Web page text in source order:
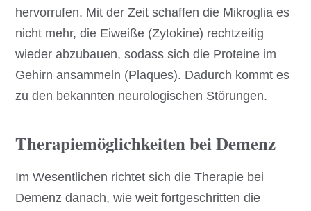
hervorrufen. Mit der Zeit schaffen die Mikroglia es
nicht mehr, die Eiweiße (Zytokine) rechtzeitig
wieder abzubauen, sodass sich die Proteine im
Gehirn ansammeln (Plaques). Dadurch kommt es
zu den bekannten neurologischen Störungen.
Therapiemöglichkeiten bei Demenz
Im Wesentlichen richtet sich die Therapie bei
Demenz danach, wie weit fortgeschritten die